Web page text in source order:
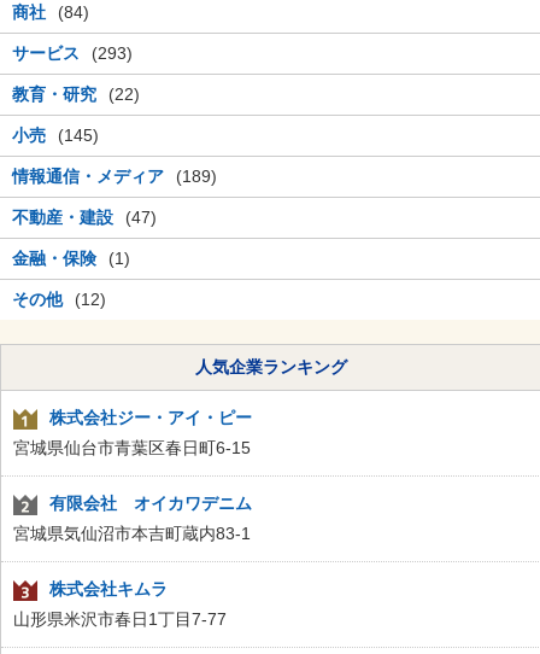
商社 (84)
サービス (293)
教育・研究 (22)
小売 (145)
情報通信・メディア (189)
不動産・建設 (47)
金融・保険 (1)
その他 (12)
人気企業ランキング
株式会社ジー・アイ・ピー
宮城県仙台市青葉区春日町6-15
有限会社 オイカワデニム
宮城県気仙沼市本吉町蔵内83-1
株式会社キムラ
山形県米沢市春日1丁目7-77